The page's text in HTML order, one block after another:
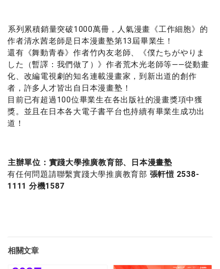
系列累積銷量突破1000萬冊，人氣漫畫《工作細胞》的
作者清水茜老師是日本漫畫塾第13屆畢業生！
還有《舞動青春》作者竹內友老師、《僕たちがやりま
した（暫譯：我們做了）》作者荒木光老師等——從動畫
化、改編電視劇的知名連載漫畫家，到新出道的創作
者，許多人才皆出自日本漫畫塾！
目前已有超過100位畢業生在各出版社的漫畫獎項中獲
獎。並且在日本各大電子書平台也持續有畢業生成功出
道！
主辦單位：實踐大學推廣教育部、日本漫畫塾
有任何問題請聯繫實踐大學推廣教育部 張軒愷 2538-
1111 分機1587
相關文章